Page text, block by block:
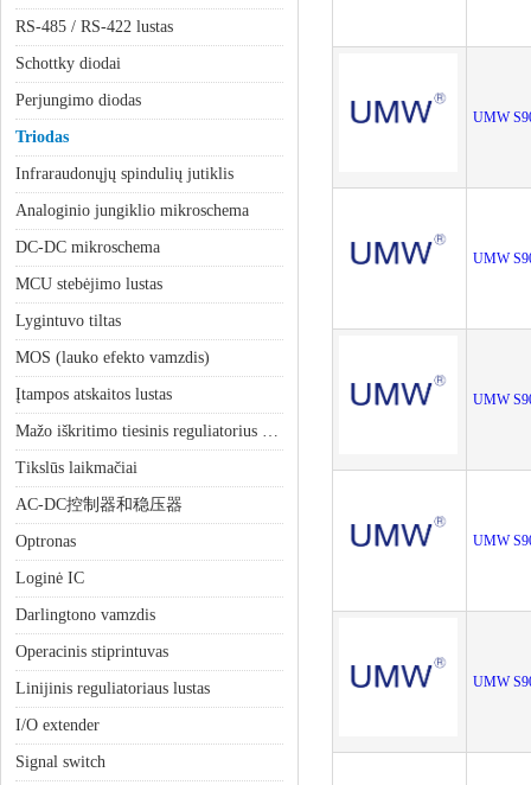
RS-485 / RS-422 lustas
Schottky diodai
Perjungimo diodas
Triodas
Infraraudonųjų spindulių jutiklis
Analoginio jungiklio mikroschema
DC-DC mikroschema
MCU stebėjimo lustas
Lygintuvo tiltas
MOS (lauko efekto vamzdis)
Įtampos atskaitos lustas
Mažo iškritimo tiesinis reguliatorius (LDO)
Tikslūs laikmačiai
AC-DC控制器和稳压器
Optronas
Loginė IC
Darlingtono vamzdis
Operacinis stiprintuvas
Linijinis reguliatoriaus lustas
I/O extender
Signal switch
UMW
UMW
UMW
UMW
UMW